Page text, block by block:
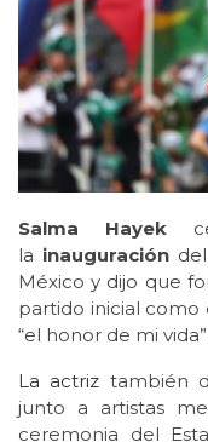
Salma Hayek
la inauguracióndel
México y dijo que
partido inicial como
“el honor de mi vida”.
La actriz también
junto a artistas
ceremonia del